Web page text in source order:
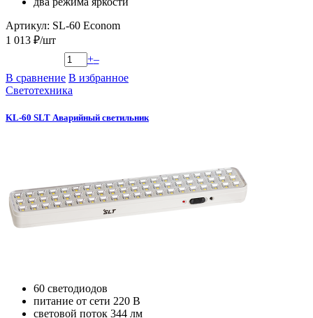
Артикул: SL-60 Econom
1 013 ₽/шт
+–
В сравнение В избранное
Светотехника
KL-60 SLT Аварийный светильник
60 светодиодов
питание от сети 220 В
световой поток 344 лм